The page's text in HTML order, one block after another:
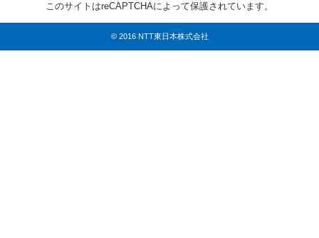
このサイトはreCAPTCHAによって保護されています。
© 2016 NTT東日本株式会社